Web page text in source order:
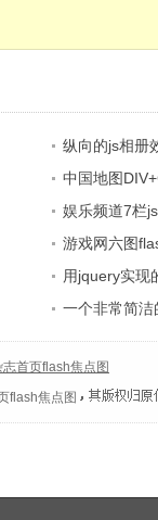
纵向的js相册
中国地图
娱乐频道7栏
游戏网六图
用jquery实现
一个非常简
首页flash焦点图
flash焦点图